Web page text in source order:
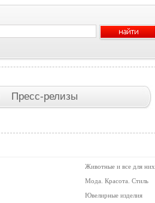
Пресс-релизы
Животные и все для них
Мода. Красота. Стиль
Ювелирные изделия